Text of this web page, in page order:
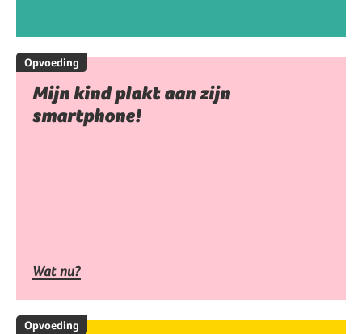
Opvoeding
Mijn kind plakt aan zijn
smartphone!
Wat nu?
Opvoeding